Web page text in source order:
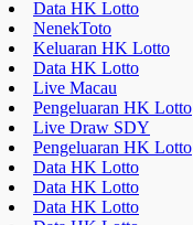
Data HK Lotto
NenekToto
Keluaran HK Lotto
Data HK Lotto
Live Macau
Pengeluaran HK Lotto
Live Draw SDY
Pengeluaran HK Lotto
Data HK Lotto
Data HK Lotto
Data HK Lotto